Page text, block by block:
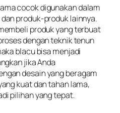
cocok digunakan dalam
produk-produk lainnya.
produk yang terbuat
dengan teknik tenun
blacu bisa menjadi
jika Anda
desain yang beragam
kuat dan tahan lama,
pilihan yang tepat.